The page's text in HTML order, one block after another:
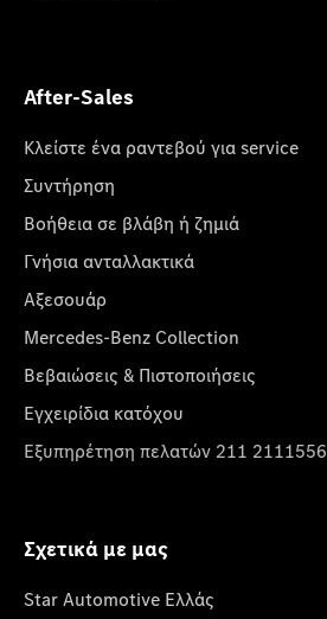
After-Sales
Κλείστε ένα ραντεβού για service
Συντήρηση
Βοήθεια σε βλάβη ή ζημιά
Γνήσια ανταλλακτικά
Αξεσουάρ
Mercedes-Benz Collection
Βεβαιώσεις & Πιστοποιήσεις
Εγχειρίδια κατόχου
Εξυπηρέτηση πελατών 211 2111556
Σχετικά με μας
Star Automotive Ελλάς